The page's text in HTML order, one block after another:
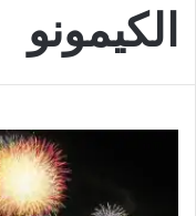
الكيمونو